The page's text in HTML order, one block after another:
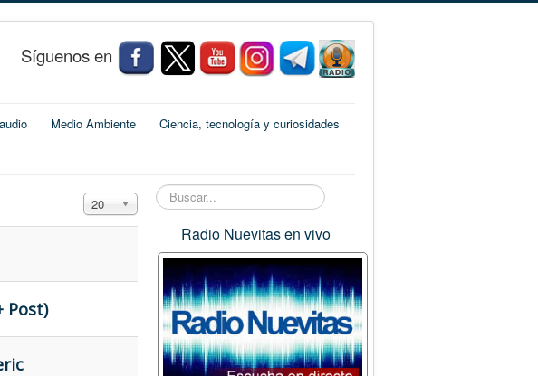
Síguenos en
Medio Ambiente
Ciencia, tecnología y curiosidades
Cantidad a mostrar
20
Post)
Buscar...
Radio Nuevitas en vivo